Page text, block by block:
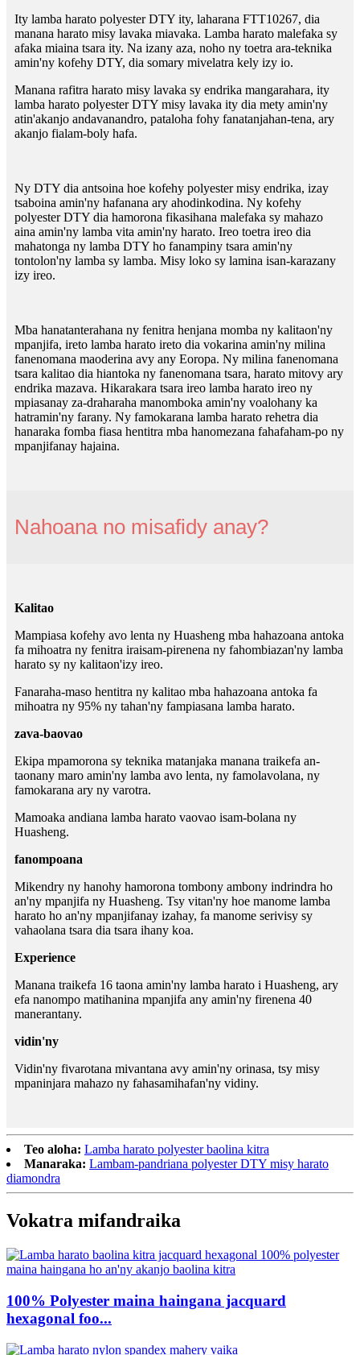
Ity lamba harato polyester DTY ity, laharana FTT10267, dia
manana harato misy lavaka miavaka. Lamba harato malefaka sy
afaka miaina tsara ity. Na izany aza, noho ny toetra ara-teknika
amin'ny kofehy DTY, dia somary mivelatra kely izy io.
Manana rafitra harato misy lavaka sy endrika mangarahara, ity
lamba harato polyester DTY misy lavaka ity dia mety amin'ny
atin'akanjo andavanandro, pataloha fohy fanatanjahan-tena, ary
akanjo fialam-boly hafa.
Ny DTY dia antsoina hoe kofehy polyester misy endrika, izay
tsaboina amin'ny hafanana ary ahodinkodina. Ny kofehy
polyester DTY dia hamorona fikasihana malefaka sy mahazo
aina amin'ny lamba vita amin'ny harato. Ireo toetra ireo dia
mahatonga ny lamba DTY ho fanampiny tsara amin'ny
tontolon'ny lamba sy lamba. Misy loko sy lamina isan-karazany
izy ireo.
Mba hanatanterahana ny fenitra henjana momba ny kalitaon'ny
mpanjifa, ireto lamba harato ireto dia vokarina amin'ny milina
fanenomana maoderina avy any Eoropa. Ny milina fanenomana
tsara kalitao dia hiantoka ny fanenomana tsara, harato mitovy ary
endrika mazava. Hikarakara tsara ireo lamba harato ireo ny
mpiasanay za-draharaha manomboka amin'ny voalohany ka
hatramin'ny farany. Ny famokarana lamba harato rehetra dia
hanaraka fomba fiasa hentitra mba hanomezana fahafaham-po ny
mpanjifanay hajaina.
Nahoana no misafidy anay?
Kalitao
Mampiasa kofehy avo lenta ny Huasheng mba hahazoana antoka
fa mihoatra ny fenitra iraisam-pirenena ny fahombiazan'ny lamba
harato sy ny kalitaon'izy ireo.
Fanaraha-maso hentitra ny kalitao mba hahazoana antoka fa
mihoatra ny 95% ny tahan'ny fampiasana lamba harato.
zava-baovao
Ekipa mpamorona sy teknika matanjaka manana traikefa an-
taonany maro amin'ny lamba avo lenta, ny famolavolana, ny
famokarana ary ny varotra.
Mamoaka andiana lamba harato vaovao isam-bolana ny
Huasheng.
fanompoana
Mikendry ny hanohy hamorona tombony ambony indrindra ho
an'ny mpanjifa ny Huasheng. Tsy vitan'ny hoe manome lamba
harato ho an'ny mpanjifanay izahay, fa manome serivisy sy
vahaolana tsara dia tsara ihany koa.
Experience
Manana traikefa 16 taona amin'ny lamba harato i Huasheng, ary
efa nanompo matihanina mpanjifa any amin'ny firenena 40
manerantany.
vidin'ny
Vidin'ny fivarotana mivantana avy amin'ny orinasa, tsy misy
mpaninjara mahazo ny fahasamihafan'ny vidiny.
Teo aloha: Lamba harato polyester baolina kitra
Manaraka: Lambam-pandriana polyester DTY misy harato
diamondra
Vokatra mifandraika
100% Polyester maina haingana jacquard
hexagonal foo...